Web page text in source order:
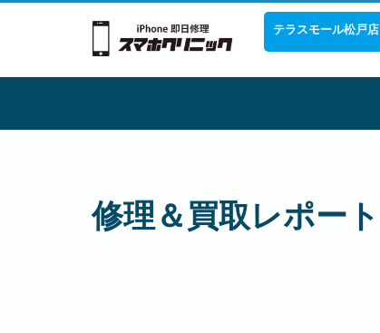
テラスモール松戸店
修理＆買取レポート